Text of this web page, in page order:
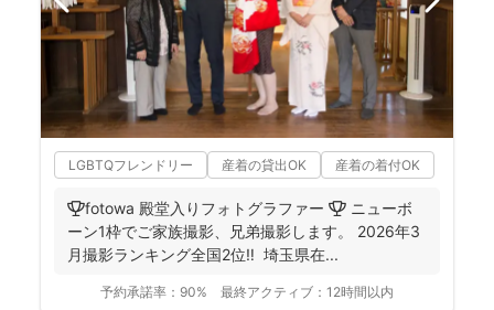
LGBTQフレンドリー 産着の貸出OK 産着の着付OK
🏆fotowa 殿堂入りフォトグラファー 🏆 ニューボ
ーン1枠でご家族撮影、兄弟撮影します。 2026年3
月撮影ランキング全国2位‼️ 埼玉県在...
予約承諾率： 90% 最終アクティブ： 12時間以内